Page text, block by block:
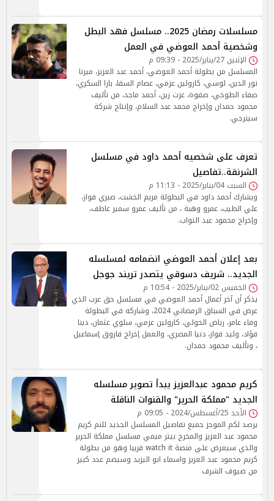
مسلسلات رمضان 2025.. مسلسل فهد البطل
وشخصية أحمد العوضي في العمل
الإثنين 27/يناير/2025 - 09:39 م
المسلسل من بطولة أحمد العوضي، أحمد عبد العزيز، ميرنا
نور الدين، لوسي، كارولين عزمي، عصام السقا، يارا السكري،
صفاء الطوخي، صفوة، عزت زين، أحمد ماجد، من تأليف
محمود حمدان وإخراج محمد عبد السلام، وإنتاج شركة
سينرجي.
تعرف على شخصيه أحمد داود في مسلسل
الشرنقة..تفاصيل
السبت 04/يناير/2025 - 11:13 م
ويشارك أحمد داود في البطولة مريم الخشت، صبري فواز،
علي الطيب، عمرو وهبة ، من تأليف عمرو سمير عاطف،
وإخراج محمود عبد التواب.
بعد إعلان أحمد العوضي انضمامه لمسلسله
الجديد.. شريف دسوقي يتصدر تريند جوجل
الخميس 02/يناير/2025 - 10:54 م
يذكر أن آخر أعمال أحمد العوضي في مسلسل حق عرب الذي
عرض في السباق الرمضاني 2024، وشاركه في البطولة
وفاء عامر، رياض الخولي، كارولين عزمي، سلوي عثمان، دينا
فؤاد، وليد فواز، دنيا المصري، والعمل إخراج فاروق إسماعيل
، وتأليف محمود حمدان.
كريم محمود عبدالعزيز يبدأ تصوير مسلسله
الجديد "مملكة الحرير" والقنوات الناقلة
الأحد 25/أغسطس/2024 - 09:05 م
يرصد لكم الموجز جميع تفاصيل المسلسل الجديد للنم كريم
محمود عبد العزيز والمخرج بيتر ميمي مسلسل مملكة الحرير
والذي سيعرض علي منصة watch it قريبا وهو من بطولة
كريم محمود عبد العزيز واسماء ابو اليزيد وسيضم عدد كبير
من ضيوف الشرف